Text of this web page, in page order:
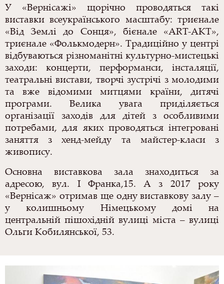
У «Вернісажі» щорічно проводяться такі
виставки всеукраїнського масштабу: триєнале
«Від Землі до Сонця», бієнале «ART-AKT»,
триєнале «Фолькмодерн». Традиційно у центрі
відбуваються різноманітні культурно-мистецькі
заходи: концерти, перформанси, інсталяції,
театральні вистави, творчі зустрічі з молодими
та вже відомими митцями країни, дитячі
програми. Велика увага приділяється
організації заходів для дітей з особливими
потребами, для яких проводяться інтегровані
заняття з хенд-мейду та майстер-класи з
живопису.
Основна виставкова зала знаходиться за
адресою, вул. І Франка,15. А з 2017 року
«Вернісаж» отримав ще одну виставкову залу –
у колишньому Німецькому домі на
центральній пішохідній вулиці міста – вулиці
Ольги Кобилянської, 53.